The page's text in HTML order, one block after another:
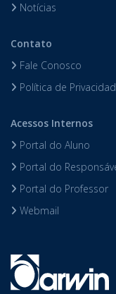
Notícias
Contato
Fale Conosco
Política de
Acessos Internos
Portal do Aluno
Portal do
Portal do Professor
Webmail